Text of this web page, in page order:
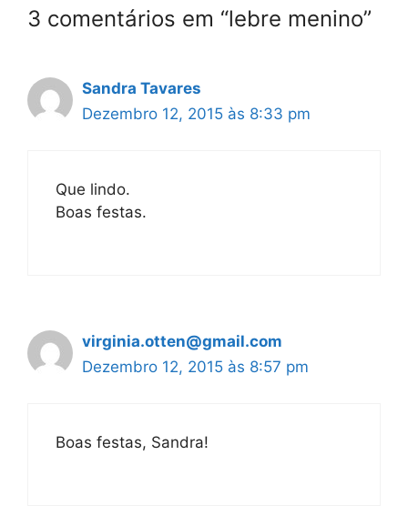
3 comentários em “lebre menino”
Sandra Tavares
Dezembro 12, 2015 às 8:33 pm
Que lindo.
Boas festas.
virginia.otten@gmail.com
Dezembro 12, 2015 às 8:57 pm
Boas festas, Sandra!